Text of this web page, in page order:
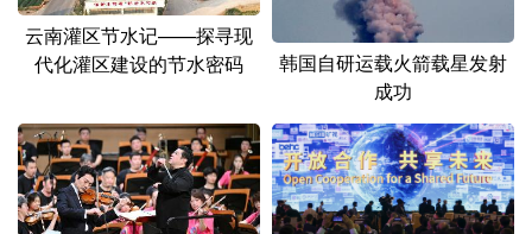
English Español Français
Русский язык 日本語 한국어
云南灌区节水记——探寻现
代化灌区建设的节水密码
韩国自研运载火箭载星发射
成功